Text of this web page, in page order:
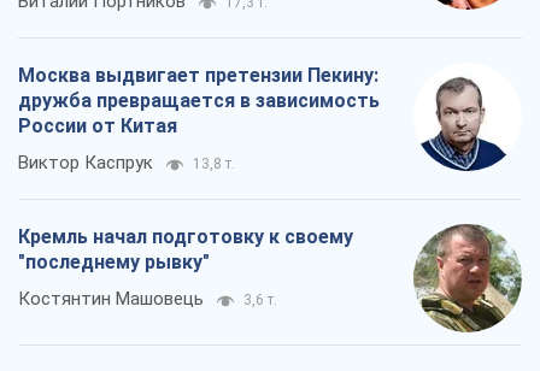
Москва выдвигает претензии Пекину:
дружба превращается в зависимость
России от Китая
Виктор Каспрук 13,8 т.
Кремль начал подготовку к своему
"последнему рывку"
Костянтин Машовець 3,6 т.